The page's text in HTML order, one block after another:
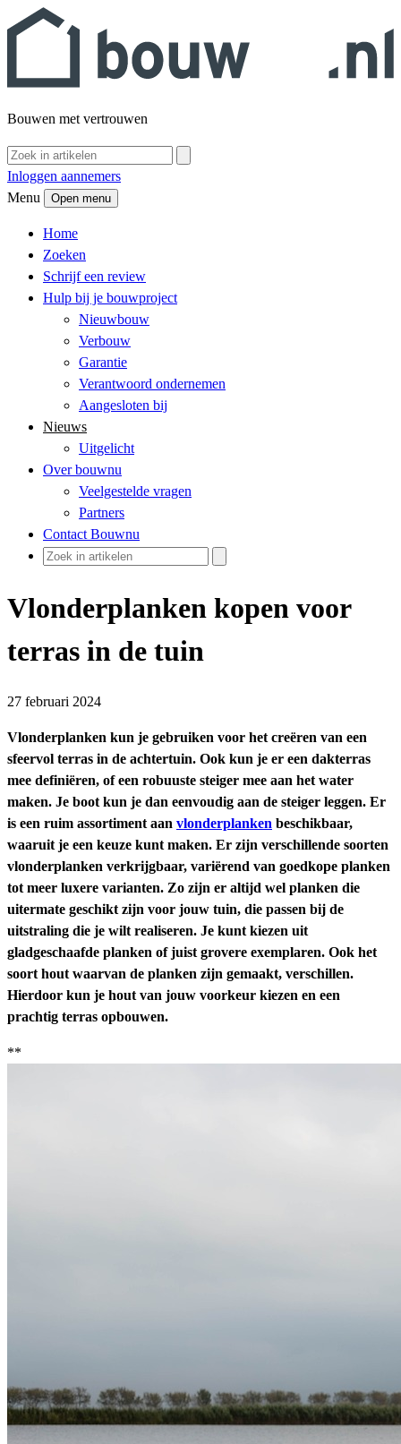
Bouwen met vertrouwen
Inloggen aannemers
Menu
Open menu
Home
Zoeken
Schrijf een review
Hulp bij je bouwproject
Nieuwbouw
Verbouw
Garantie
Verantwoord ondernemen
Aangesloten bij
Nieuws
Uitgelicht
Over bouwnu
Veelgestelde vragen
Partners
Contact Bouwnu
Vlonderplanken kopen voor
terras in de tuin
27 februari 2024
Vlonderplanken kun je gebruiken voor het creëren van een
sfeervol terras in de achtertuin. Ook kun je er een dakterras
mee definiëren, of een robuuste steiger mee aan het water
maken. Je boot kun je dan eenvoudig aan de steiger leggen. Er
is een ruim assortiment aan vlonderplanken beschikbaar,
waaruit je een keuze kunt maken. Er zijn verschillende soorten
vlonderplanken verkrijgbaar, variërend van goedkope planken
tot meer luxere varianten. Zo zijn er altijd wel planken die
uitermate geschikt zijn voor jouw tuin, die passen bij de
uitstraling die je wilt realiseren. Je kunt kiezen uit
gladgeschaafde planken of juist grovere exemplaren. Ook het
soort hout waarvan de planken zijn gemaakt, verschillen.
Hierdoor kun je hout van jouw voorkeur kiezen en een
prachtig terras opbouwen.
**